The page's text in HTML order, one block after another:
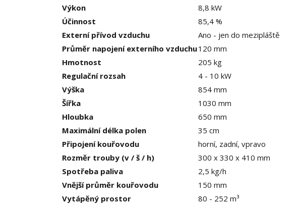
Výkon
8,8 kW
Účinnost
85,4 %
Externí přívod vzduchu
Ano - jen do mezipláště
Průměr napojení externího vzduchu120 mm
Hmotnost
205 kg
Regulační rozsah
4 - 10 kW
Výška
854 mm
Šířka
1030 mm
Hloubka
650 mm
Maximální délka polen
35 cm
Připojení kouřovodu
horní, zadní, vpravo
Rozměr trouby (v / š / h)
300 x 330 x 410 mm
Spotřeba paliva
2,5 kg/h
Vnější průměr kouřovodu
150 mm
Vytápěný prostor
80 - 252 m³